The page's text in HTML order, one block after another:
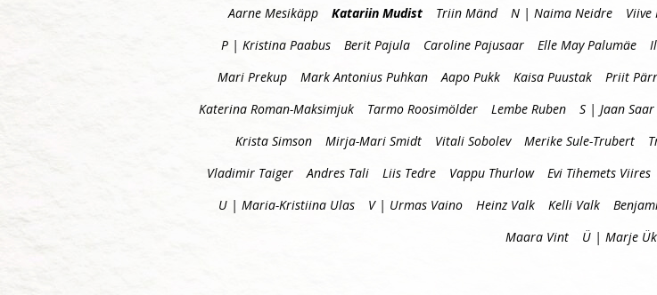
Aarne Mesikäpp
Katariin Mudist Triin Mänd N | Naima Neidre Viive
P | Kristina Paabus
Berit Pajula Caroline Pajusaar Elle May Palumäe
Mari Prekup
Mark Antonius Puhkan Aapo Pukk Kaisa Puustak Priit
Katerina Roman-Maksimjuk
Tarmo Roosimölder Lembe Ruben S | Jaan Saar
Krista Simson
Mirja-Mari Smidt Vitali Sobolev Merike Sule-Trubert
Vladimir Taiger
Andres Tali Liis Tedre Vappu Thurlow Evi Tihemets Viires
U | Maria-Kristiina Ulas
V | Urmas Vaino Heinz Valk Kelli Valk
Maara Vint
Ü | Marje